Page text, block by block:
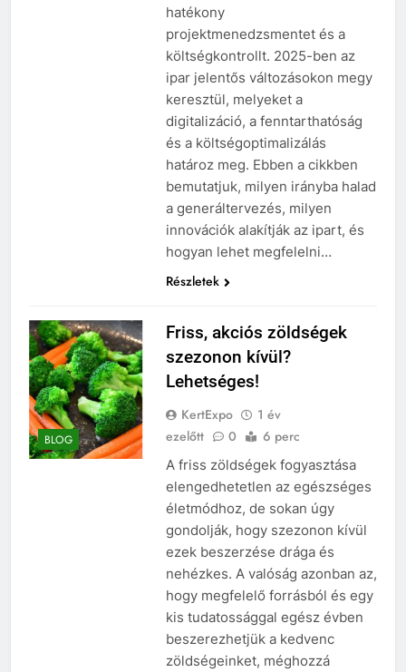
hatékony
projektmenedzsmentet és a
költségkontrollt. 2025-ben az
ipar jelentős változásokon megy
keresztül, melyeket a
digitalizáció, a fenntarthatóság
és a költségoptimalizálás
határoz meg. Ebben a cikkben
bemutatjuk, milyen irányba halad
a generáltervezés, milyen
innovációk alakítják az ipart, és
hogyan lehet megfelelni…
Részletek
BLOG
Friss, akciós zöldségek
szezonon kívül?
Lehetséges!
KertExpo
1 év
ezelőtt
0 6 perc
A friss zöldségek fogyasztása
elengedhetetlen az egészséges
életmódhoz, de sokan úgy
gondolják, hogy szezonon kívül
ezek beszerzése drága és
nehézkes. A valóság azonban az,
hogy megfelelő forrásból és egy
kis tudatossággal egész évben
beszerezhetjük a kedvenc
zöldségeinket, méghozzá